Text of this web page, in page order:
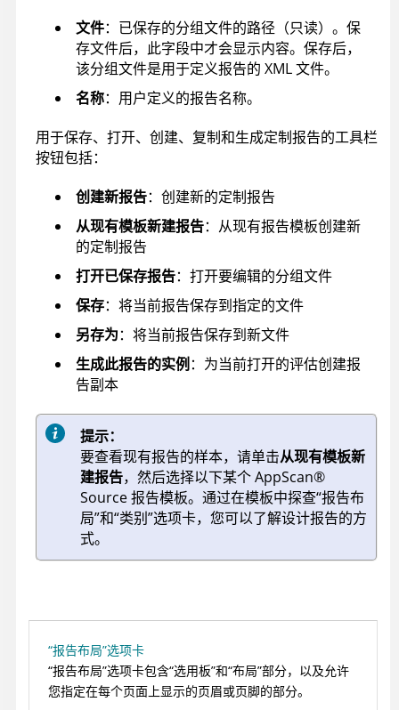
文件：已保存的分组文件的路径（只读）。保
存文件后，此字段中才会显示内容。保存后，
该分组文件是用于定义报告的 XML 文件。
名称：用户定义的报告名称。
用于保存、打开、创建、复制和生成定制报告的工具栏
按钮包括：
创建新报告：创建新的定制报告
从现有模板新建报告：从现有报告模板创建新
的定制报告
打开已保存报告：打开要编辑的分组文件
保存：将当前报告保存到指定的文件
另存为：将当前报告保存到新文件
生成此报告的实例 ：为当前打开的评估创建报
告副本
提示：
要查看现有报告的样本，请单击从现有模板新
建报告，然后选择以下某个AppScan®
Source报告模板。通过在模板中探查“报告布
局”和“类别”选项卡，您可以了解设计报告的方
式。
“报告布局”选项卡
“报告布局”选项卡包含“选用板”和“布局”部分，以及允许
您指定在每个页面上显示的页眉或页脚的部分。